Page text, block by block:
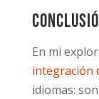
En mi
integración
idiomas: